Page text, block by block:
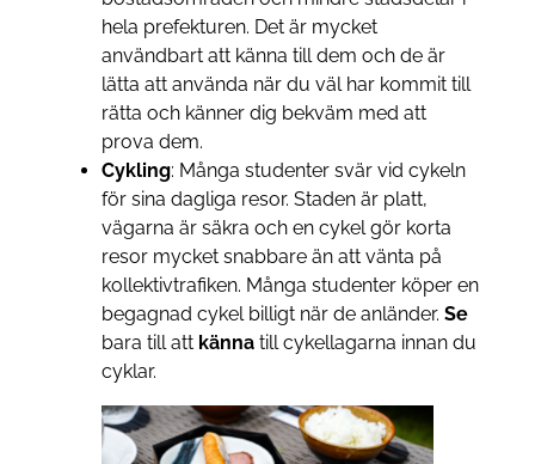
hela prefekturen. Det är mycket
användbart att känna till dem och de är
lätta att använda när du väl har kommit till
rätta och känner dig bekväm med att
prova dem.
Cykling: Många studenter svär vid cykeln
för sina dagliga resor. Staden är platt,
vägarna är säkra och en cykel gör korta
resor mycket snabbare än att vänta på
kollektivtrafiken. Många studenter köper en
begagnad cykel billigt när de anländer. Se
bara till attkänna till cykellagarna innan du
cyklar.